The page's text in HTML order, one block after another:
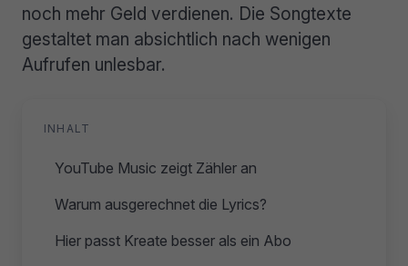
noch mehr Geld verdienen. Die Songtexte
gestaltet man absichtlich nach wenigen
Aufrufen unlesbar.
INHALT
YouTube Music zeigt Zähler an
Warum ausgerechnet die Lyrics?
Hier passt Kreate besser als ein Abo